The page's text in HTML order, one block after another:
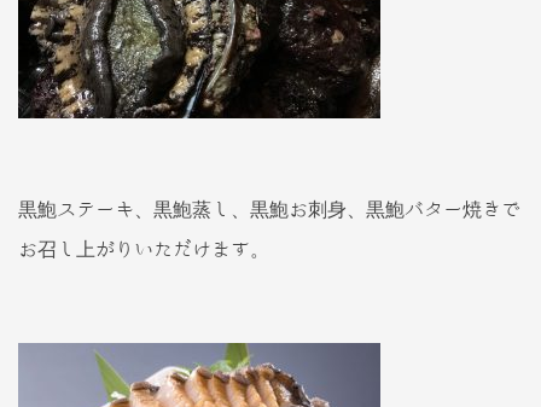
黒鮑ステーキ、黒鮑蒸し、黒鮑お刺身、黒鮑バター焼きで
お召し上がりいただけます。